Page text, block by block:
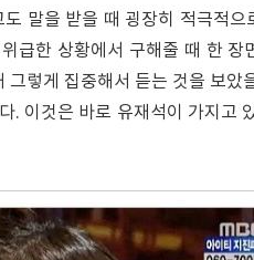
말을 받을 때 굉장히 적극적으
급한 상황에서 구해줄 때 한 장
렇게 집중해서 듣는 것을 보았
. 이것은 바로 유재석이 가지고